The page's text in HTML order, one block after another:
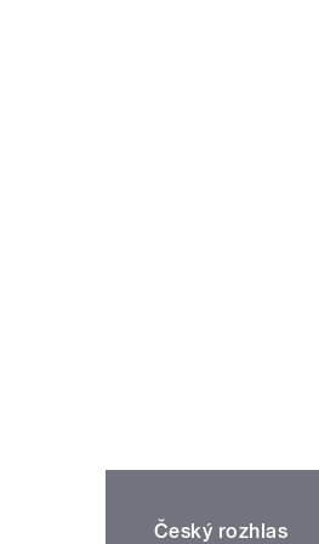
Český rozhlas